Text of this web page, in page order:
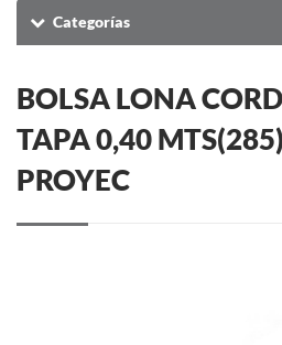
Categorías
BOLSA LONA
TAPA 0,40
PROYEC